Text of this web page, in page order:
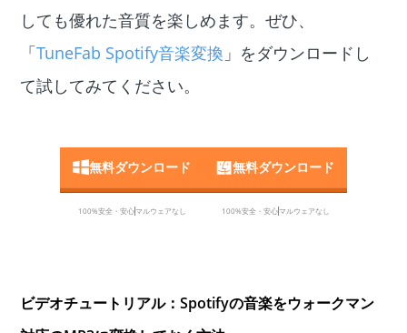
しても優れた音質を楽しめます。ぜひ、
「TuneFab Spotify音楽変換 」をダウンロードし
て試してみてください。
無料ダウンロード
100%安全・安心マルウェアなし
無料ダウンロード
100%安全・安心マルウェアなし
ビデオチュートリアル：Spotifyの音楽をウォークマン